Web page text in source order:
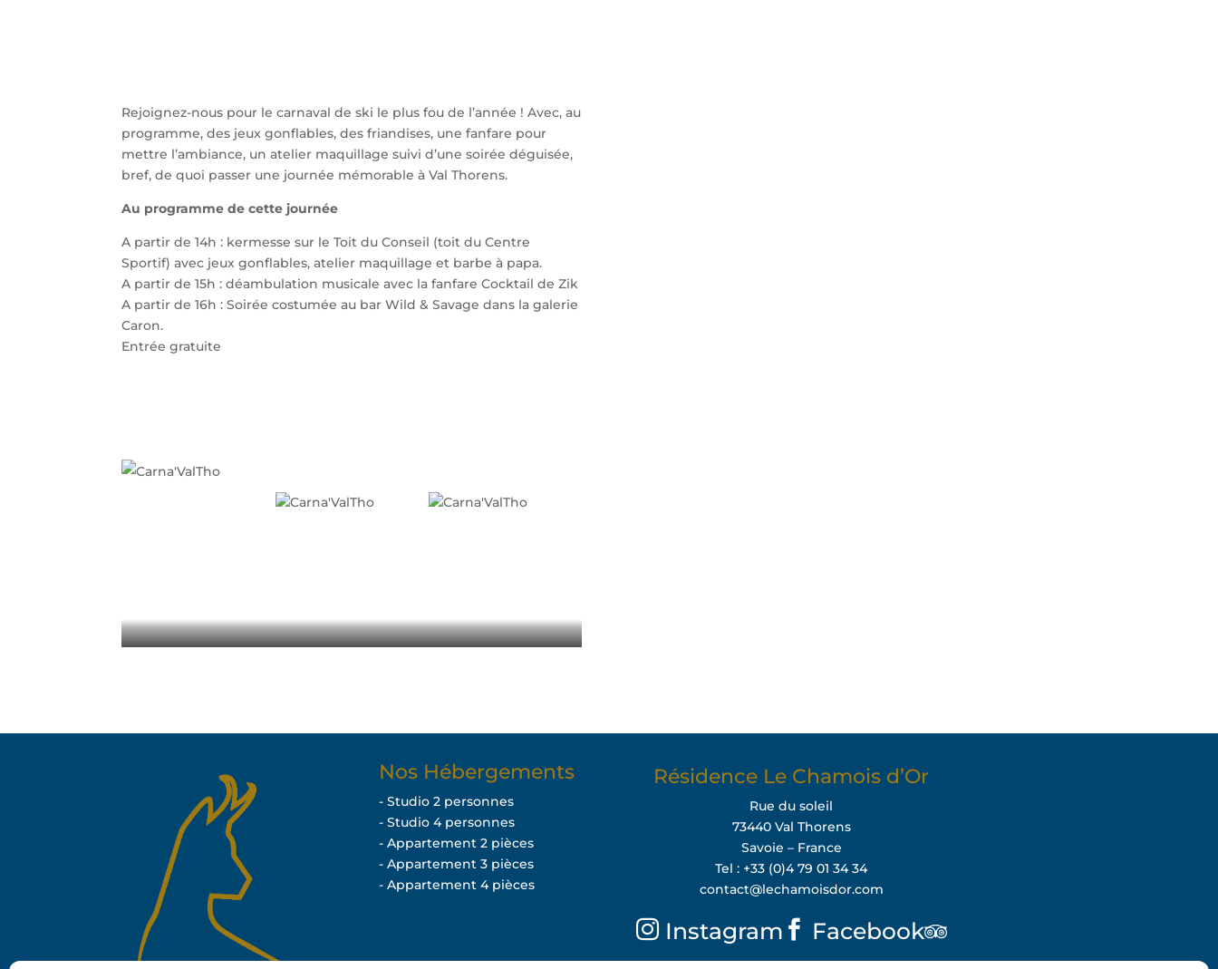
Rejoignez-nous pour le carnaval de ski le plus fou de l’année ! Avec, au
programme, des jeux gonflables, des friandises, une fanfare pour
mettre l’ambiance, un atelier maquillage suivi d’une soirée déguisée,
bref, de quoi passer une journée mémorable à Val Thorens.
Au programme de cette journée
A partir de 14h : kermesse sur le Toit du Conseil (toit du Centre
Sportif) avec jeux gonflables, atelier maquillage et barbe à papa.
A partir de 15h : déambulation musicale avec la fanfare Cocktail de Zik
A partir de 16h : Soirée costumée au bar Wild & Savage dans la galerie
Caron.
Entrée gratuite
Nos Hébergements
- Studio 2 personnes
- Studio 4 personnes
- Appartement 2 pièces
- Appartement 3 pièces
- Appartement 4 pièces
Résidence Le Chamois d’Or
Rue du soleil
73440 Val Thorens
Savoie – France
Tel : +33 (0)4 79 01 34 34
contact@lechamoisdor.com
Instagram Facebook